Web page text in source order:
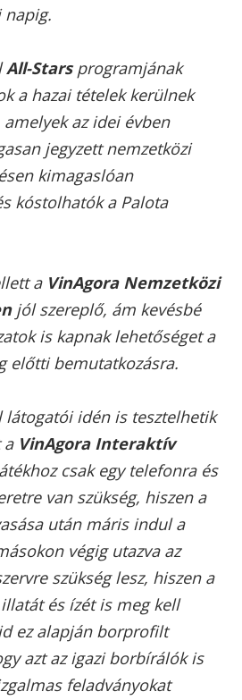
napig.
All-Starsprogramjának
a hazai tételek kerülnek
az idei évben
jegyzett nemzetközi
kimagaslóan
kóstolhatók a Palota
a VinAgora Nemzetközi
jól szereplő, ám kevésbé
is kapnak lehetőséget a
előtti bemutatkozásra.
látogatói idén is tesztelhetik
a VinAgora Interaktív
csak egy telefonra és
van szükség, hiszen a
után máris indul a
végig utazva az
szükség lesz, hiszen a
és ízét is meg kell
ez alapján borprofilt
azt az igazi borbírálók is
feladványokat